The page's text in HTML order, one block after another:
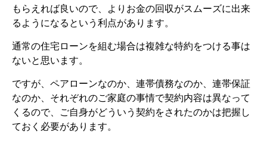
もらえれば良いので、よりお金の回収がスムーズに出来
るようになるという利点があります。
通常の住宅ローンを組む場合は複雑な特約をつける事は
ないと思います。
ですが、ペアローンなのか、連帯債務なのか、連帯保証
なのか、それぞれのご家庭の事情で契約内容は異なって
くるので、ご自身がどういう契約をされたのかは把握し
ておく必要があります。